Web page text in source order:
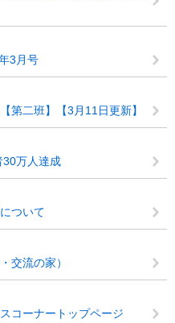
3月号
第二班】【3月11日更新】
30万人達成
ついて
交流の家）
コーナートップページ